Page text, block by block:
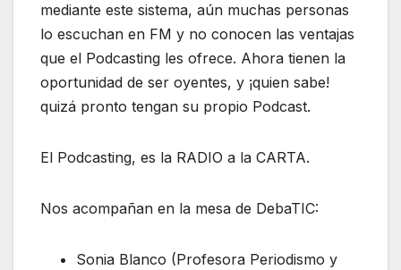
mediante este sistema, aún muchas personas
lo escuchan en FM y no conocen las ventajas
que el Podcasting les ofrece. Ahora tienen la
oportunidad de ser oyentes, y ¡quien sabe!
quizá pronto tengan su propio Podcast.
El Podcasting, es la RADIO a la CARTA.
Nos acompañan en la mesa de DebaTIC:
Sonia Blanco (Profesora Periodismo y